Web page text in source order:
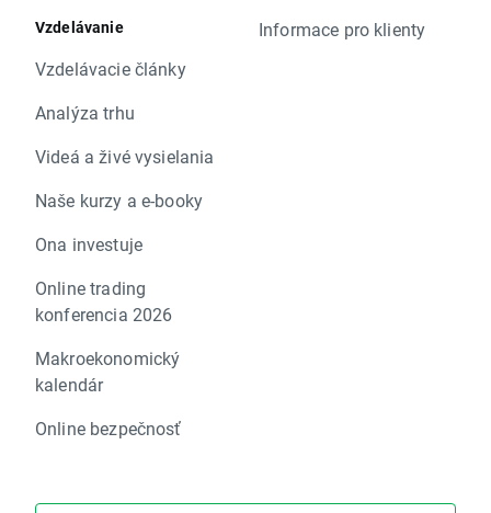
Vzdelávanie
Vzdelávacie články
Analýza trhu
Videá a živé vysielania
Naše kurzy a e-booky
Ona investuje
Online trading
konferencia 2026
Makroekonomický
kalendár
Online bezpečnosť
Informace pro klienty